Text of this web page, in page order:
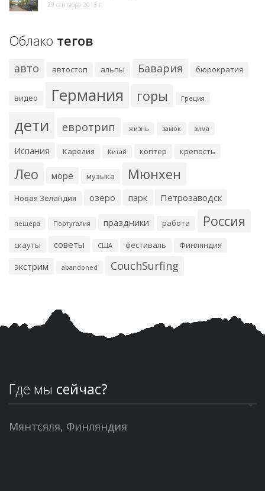
29 сентября 2013 г.
Облако тегов
авто автостоп альпы Бавария бюрократия
видео Германия горы Греция
дети евротрип жизнь замок зима
Испания Карелия Китай коптер крепость
Лео море музыка Мюнхен
Новая Зеландия озеро парк Петрозаводск
пещера Португалия праздники работа Россия
скауты советы США фестиваль Финляндия
экстрим abandoned CouchSurfing
Где мы сейчас?
Мянтсяля, Финляндия